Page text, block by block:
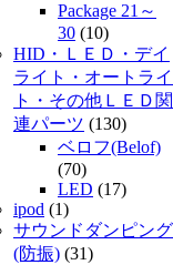
Package 21～
30 (10)
HID・ＬＥＤ・デイ
ライト・オートライ
ト・その他ＬＥＤ関
連パーツ (130)
ベロフ(Belof)
(70)
LED (17)
ipod (1)
サウンドダンピング
(防振) (31)